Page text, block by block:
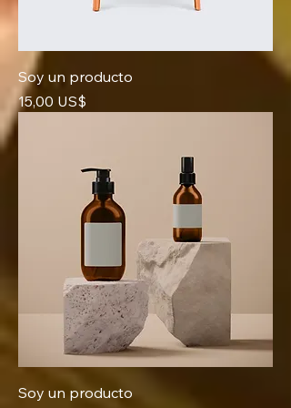
Soy un producto
Precio
15,00 US$
Soy un producto